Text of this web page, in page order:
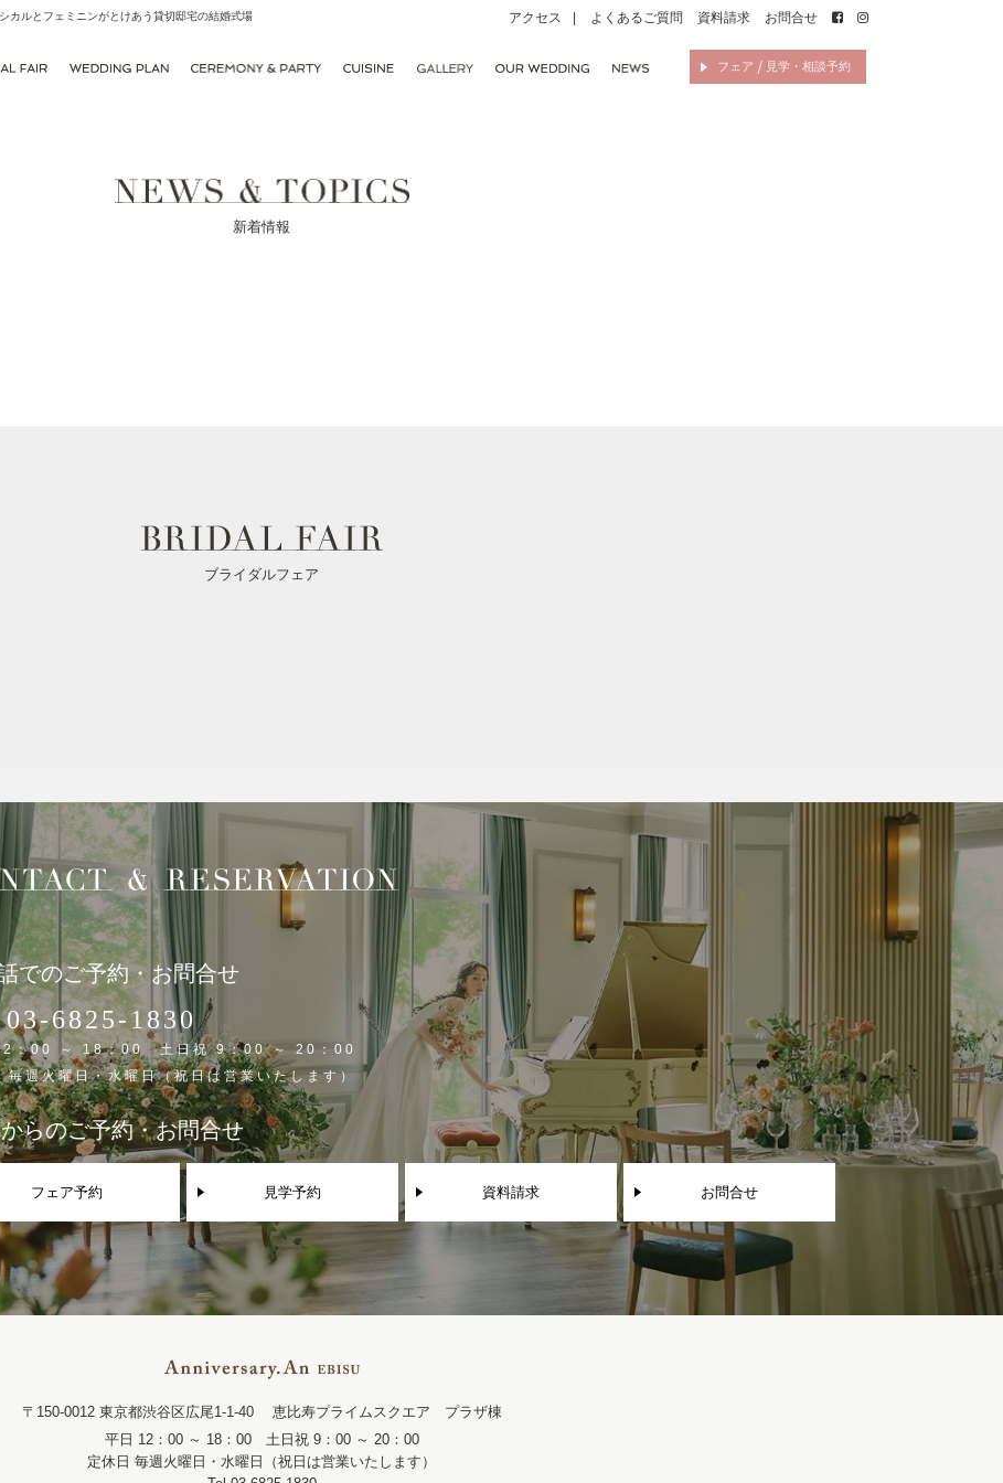
カルとフェミニンがとけあう貸切邸宅の結婚式場 アクセス よくあるご質問 資料請求 お問合せ
フェア / 見学・相談予約
新着情報
ブライダルフェア
でのご予約・お問合せ
6825-1830
：00 ～ 18：00 土日祝 9：00 ～ 20：00
毎週火曜日・水曜日（祝日は営業いたします）
らのご予約・お問合せ
フェア予約 見学予約 資料請求 お問合せ
〒150-0012 東京都渋谷区広尾1-1-40
恵比寿プライムスクエア プラザ棟
平日 12：00 ～ 18：00 土日祝 9：00 ～ 20：00
定休日 毎週火曜日・水曜日（祝日は営業いたします）